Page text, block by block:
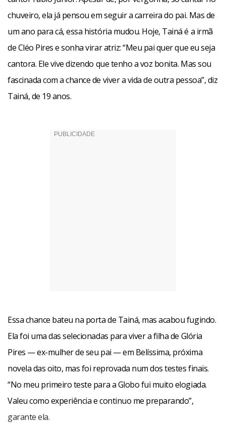
chuveiro, ela já pensou em seguir a carreira do pai. Mas de
um ano para cá, essa história mudou. Hoje, Tainá é a irmã
de Cléo Pires e sonha virar atriz: “Meu pai quer que eu seja
cantora. Ele vive dizendo que tenho a voz bonita. Mas sou
fascinada com a chance de viver a vida de outra pessoa”, diz
Tainá, de 19 anos.
Essa chance bateu na porta de Tainá, mas acabou fugindo.
Ela foi uma das selecionadas para viver a filha de Glória
Pires — ex-mulher de seu pai — em Belíssima, próxima
novela das oito, mas foi reprovada num dos testes finais.
“No meu primeiro teste para a Globo fui muito elogiada.
Valeu como experiência e continuo me preparando”,
garante ela.